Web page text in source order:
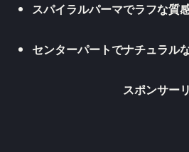
スパイラルパーマでラフな質
センターパートでナチュラル
スポンサー